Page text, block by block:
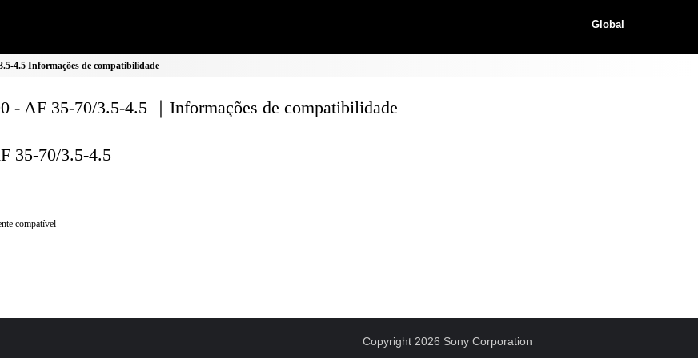
Global
4.5 Informações de compatibilidade
- AF 35-70/3.5-4.5 ｜Informações de compatibilidade
35-70/3.5-4.5
compatível
Copyright 2026 Sony Corporation